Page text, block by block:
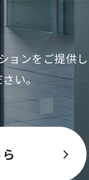
ョンをご提供
い。